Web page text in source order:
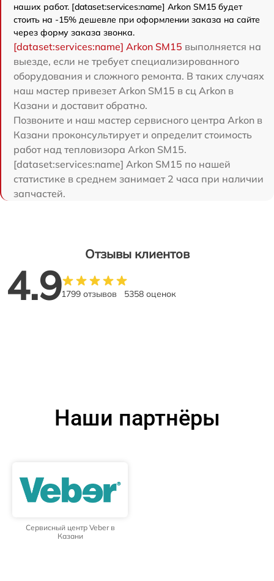
наших работ. [dataset:services:name] Arkon SM15 будет
стоить на -15% дешевле при оформлении заказа на сайте
через форму заказа звонка.
[dataset:services:name] Arkon SM15 выполняется на
выезде, если не требует специализированного
оборудования и сложного ремонта. В таких случаях
наш мастер привезет Arkon SM15 в сц Arkon в
Казани и доставит обратно.
Позвоните и наш мастер сервисного центра Arkon в
Казани проконсультирует и определит стоимость
работ над тепловизора Arkon SM15.
[dataset:services:name] Arkon SM15 по нашей
статистике в среднем занимает 2 часа при наличии
запчастей.
Отзывы клиентов
4.91799 отзывов 5358 оценок
Наши партнёры
Сервисный центр Veber в
Казани